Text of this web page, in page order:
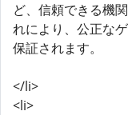
ど、信頼できる機
れにより、公正な
保証されます。
</li>
<li>